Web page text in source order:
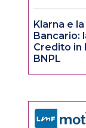
Klarna e
Bancario:
Credito in
BNPL